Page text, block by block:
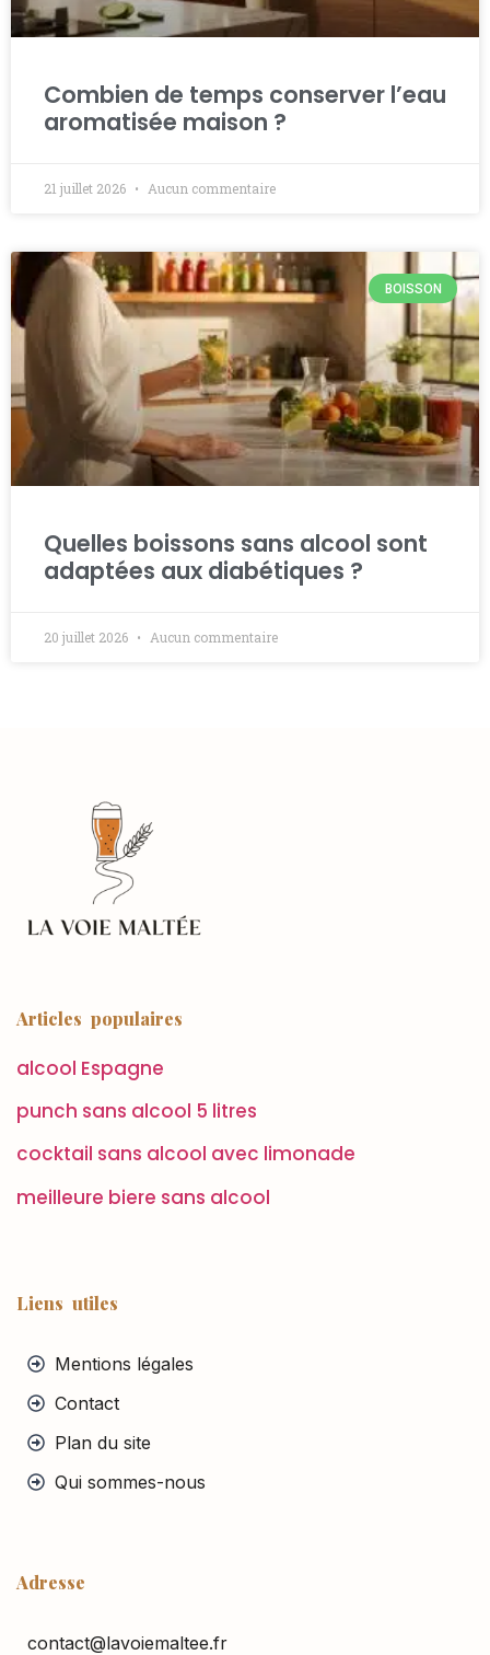
Combien de temps conserver l’eau
aromatisée maison ?
21 juillet 2026 Aucun commentaire
BOISSON
Quelles boissons sans alcool sont
adaptées aux diabétiques ?
20 juillet 2026 Aucun commentaire
Articles populaires
alcool Espagne
punch sans alcool 5 litres
cocktail sans alcool avec limonade
meilleure biere sans alcool
Liens utiles
Mentions légales
Contact
Plan du site
Qui sommes-nous
Adresse
contact@lavoiemaltee.fr